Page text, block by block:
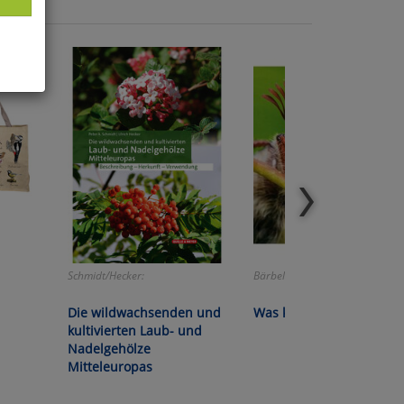
Schmidt/Hecker:
Die wildwachsenden und
kultivierten Laub- und
Nadelgehölze
Mitteleuropas
Bärbel Oftring:
Was krabbelt denn da?